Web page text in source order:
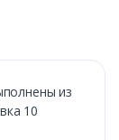
из
10